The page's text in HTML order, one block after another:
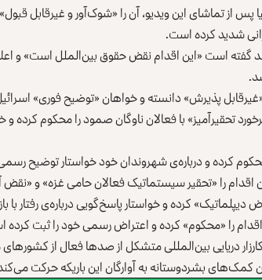
پس از تماشای این ویدیو، آن را «شوک‌آور و غیرقابل
شدید کرده است.
گفته است «این اقدام نقض حقوق بین‌الملل است» و
«غیرقابل پذیرش» دانسته و خواهان «توضیح فوری»
تحقیرآمیز» با فعالان ناوگان صمود را محکوم کرده
محکوم کرده و درباره‌ی شهروندان خود خواستار توضیح
اقدام را «تحقیر سیستماتیک فعالان حامی غزه» و
دیپلماتیک» کرده و خواستار پاسخ‌گویی درباره‌ی
اقدام را «محکوم» کرده و اعتراض رسمی خود را ثبت
دریایی بین‌المللی متشکل از صدها فعال از
کمک‌های بشردوستانه به آوارگان این باریکه حرکت